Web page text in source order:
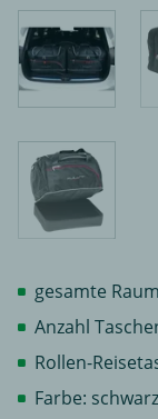
gesamte
Anzahl
Rollen-
Farbe: schwarz